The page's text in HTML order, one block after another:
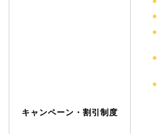
キャンペーン・割引制度